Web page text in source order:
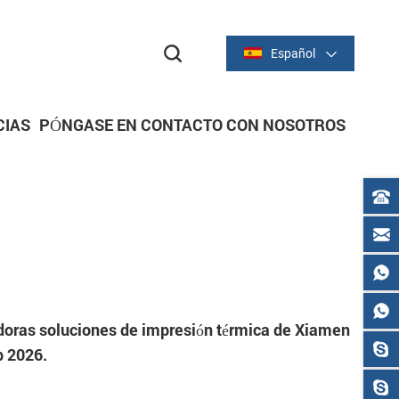
Español
PÓNGASE EN CONTACTO CON NOSOTROS
soluciones de impresión térmica de Xiamen
2026.